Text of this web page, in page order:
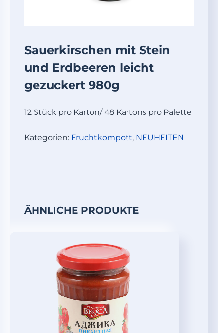
Sauerkirschen mit Stein
und Erdbeeren leicht
gezuckert 980g
12 Stück pro Karton/ 48 Kartons pro Palette
Kategorien: Fruchtkompott, NEUHEITEN
ÄHNLICHE PRODUKTE